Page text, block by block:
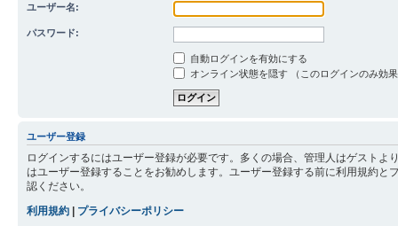
ユーザー名:
パスワード:
自動ログインを有効にする
オンライン状態を隠す （このログインのみ効
ユーザー登録
ログインするにはユーザー登録が必要です。多くの場合、管理人はゲスト
はユーザー登録することをお勧めします。ユーザー登録する前に利用規約
認ください。
利用規約 | プライバシーポリシー